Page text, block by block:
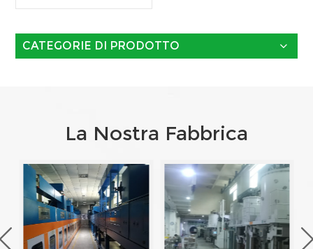
CATEGORIE DI PRODOTTO
La Nostra Fabbrica